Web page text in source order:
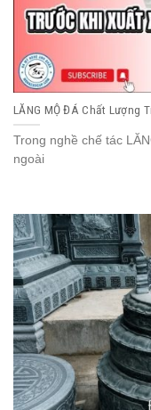
LĂNG MỘ ĐÁ Chất Lượng
Trong nghề chế tác
ngoài